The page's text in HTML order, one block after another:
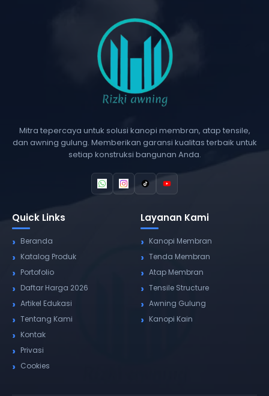
Mitra tepercaya untuk solusi kanopi membran, atap tensile,
dan awning gulung. Memberikan garansi kualitas terbaik untuk
setiap konstruksi bangunan Anda.
Quick Links
Beranda
Katalog Produk
Portofolio
Daftar Harga 2026
Artikel Edukasi
Tentang Kami
Kontak
Privasi
Cookies
Layanan Kami
Kanopi Membran
Tenda Membran
Atap Membran
Tensile Structure
Awning Gulung
Kanopi Kain